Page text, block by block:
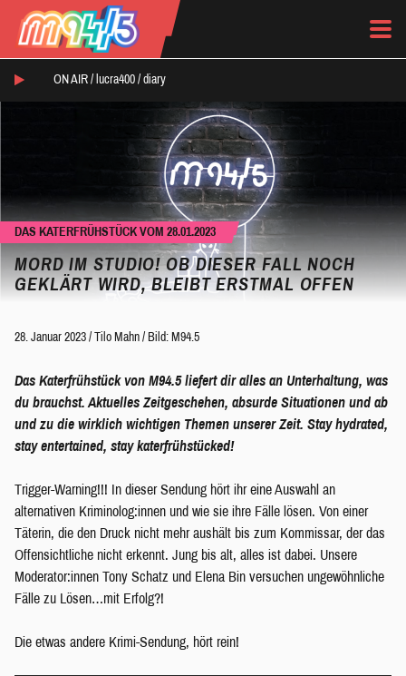
ON AIR / lucra400 / diary
DAS KATERFRÜHSTÜCK VOM 28.01.2023
MORD IM STUDIO! OB DIESER FALL NOCH
GEKLÄRT WIRD, BLEIBT ERSTMAL OFFEN
28. Januar 2023 / Tilo Mahn / Bild: M94.5
Das Katerfrühstück von M94.5 liefert dir alles an Unterhaltung, was
du brauchst. Aktuelles Zeitgeschehen, absurde Situationen und ab
und zu die wirklich wichtigen Themen unserer Zeit. Stay hydrated,
stay entertained, stay katerfrühstücked!
Trigger-Warning!!! In dieser Sendung hört ihr eine Auswahl an
alternativen Kriminolog:innen und wie sie ihre Fälle lösen. Von einer
Täterin, die den Druck nicht mehr aushält bis zum Kommissar, der das
Offensichtliche nicht erkennt. Jung bis alt, alles ist dabei. Unsere
Moderator:innen Tony Schatz und Elena Bin versuchen ungewöhnliche
Fälle zu Lösen…mit Erfolg?!
Die etwas andere Krimi-Sendung, hört rein!